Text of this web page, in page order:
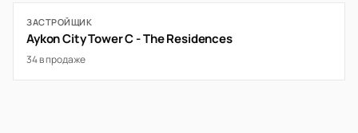
ЗАСТРОЙЩИК
Aykon City Tower C - The Residences
34 в продаже